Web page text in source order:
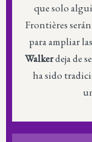
que solo
Frontières
para ampliar
Walkerdeja de
ha sido